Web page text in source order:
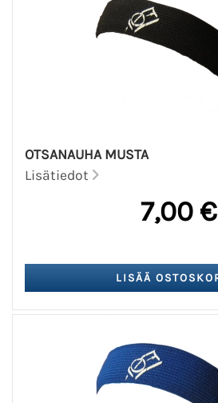
OTSANAUHA MUSTA
Lisätiedot
7,00 €